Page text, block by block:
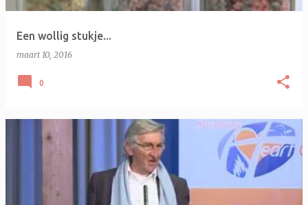
Een wollig stukje...
maart 10, 2016
0